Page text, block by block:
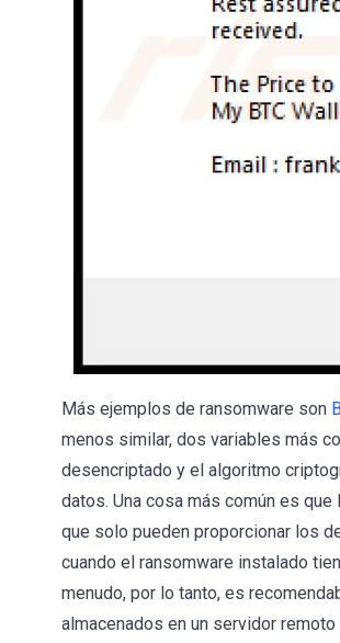
Más ejemplos de ransomware son
menos similar, dos variables más
desencriptado y el algoritmo
datos. Una cosa más común es
que solo pueden proporcionar los
cuando el ransomware instalado
menudo, por lo tanto, es
almacenados en un servidor